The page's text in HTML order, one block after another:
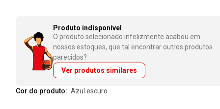
Produto indisponível
O produto selecionado infelizmente acabou em
nossos estoques, que tal encontrar outros produtos
parecidos?
Ver produtos similares
Cor do produto: azul escuro